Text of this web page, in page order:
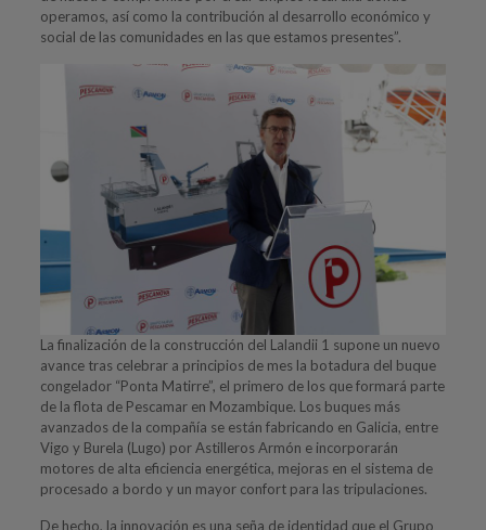
operamos, así como la contribución al desarrollo económico y
social de las comunidades en las que estamos presentes”.
La finalización de la construcción del Lalandii 1 supone un nuevo
avance tras celebrar a principios de mes la botadura del buque
congelador “Ponta Matirre”, el primero de los que formará parte
de la flota de Pescamar en Mozambique. Los buques más
avanzados de la compañía se están fabricando en Galicia, entre
Vigo y Burela (Lugo) por Astilleros Armón e incorporarán
motores de alta eficiencia energética, mejoras en el sistema de
procesado a bordo y un mayor confort para las tripulaciones.
De hecho, la innovación es una seña de identidad que el Grupo